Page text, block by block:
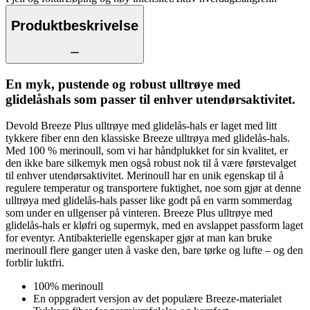
Produktbeskrivelse
En myk, pustende og robust ulltrøye med
glidelåshals som passer til enhver utendørsaktivitet.
Devold Breeze Plus ulltrøye med glidelås-hals er laget med litt
tykkere fiber enn den klassiske Breeze ulltrøya med glidelås-hals.
Med 100 % merinoull, som vi har håndplukket for sin kvalitet, er
den ikke bare silkemyk men også robust nok til å være førstevalget
til enhver utendørsaktivitet. Merinoull har en unik egenskap til å
regulere temperatur og transportere fuktighet, noe som gjør at denne
ulltrøya med glidelås-hals passer like godt på en varm sommerdag
som under en ullgenser på vinteren. Breeze Plus ulltrøye med
glidelås-hals er kløfri og supermyk, med en avslappet passform laget
for eventyr. Antibakterielle egenskaper gjør at man kan bruke
merinoull flere ganger uten å vaske den, bare tørke og lufte – og den
forblir luktfri.
100% merinoull
En oppgradert versjon av det populære Breeze-materialet